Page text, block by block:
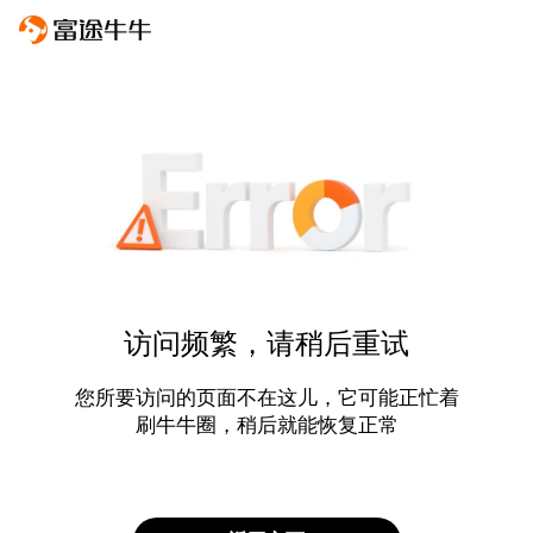
访问频繁，请稍后重试
您所要访问的页面不在这儿，它可能正忙着
刷牛牛圈，稍后就能恢复正常